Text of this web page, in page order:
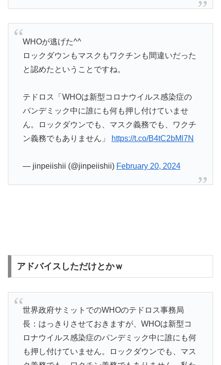
WHOが逃げた^^
ロックダウンもマスクもワクチンも間違いだった
と認めたということですね。
テドロス「WHOは新型コロナウイルス感染症の
パンデミック中に誰にも何も押し付けていませ
ん。ロックダウンでも、マスク義務でも、ワクチ
ン義務でもありません」
https://t.co/B4tC2bMl7N
— jinpeiishii (@jinpeiishii) February 20, 2024
アドバイスしただけとかｗ
世界政府サミットでのWHOのテドロス事務局
長：はっきりさせておきますが、WHOは新型コ
ロナウイルス感染症のパンデミック中に誰にも何
も押し付けていません。ロックダウンでも、マス